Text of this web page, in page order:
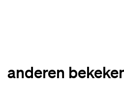
anderen